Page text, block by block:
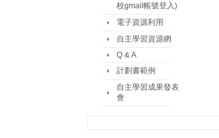
校gmail帳號登入)
電子資源利用
自主學習資源網
Q & A
計劃書範例
自主學習成果發表
會